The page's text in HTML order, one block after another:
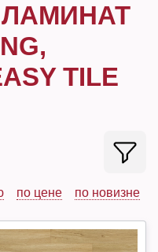
TILE
по цене по новизне